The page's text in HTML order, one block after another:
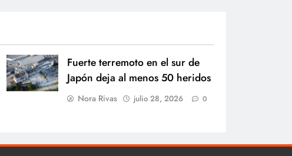
Fuerte terremoto en el sur de
Japón deja al menos 50 heridos
Nora Rivas julio 28, 2026 0